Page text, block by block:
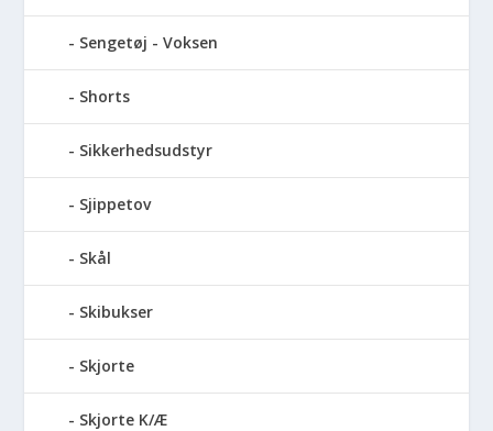
Sengetøj - Voksen
Shorts
Sikkerhedsudstyr
Sjippetov
Skål
Skibukser
Skjorte
Skjorte K/Æ